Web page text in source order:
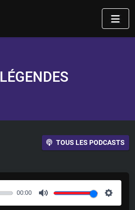
LÉGENDES
TOUS LES PODCASTS
00:00
M
S